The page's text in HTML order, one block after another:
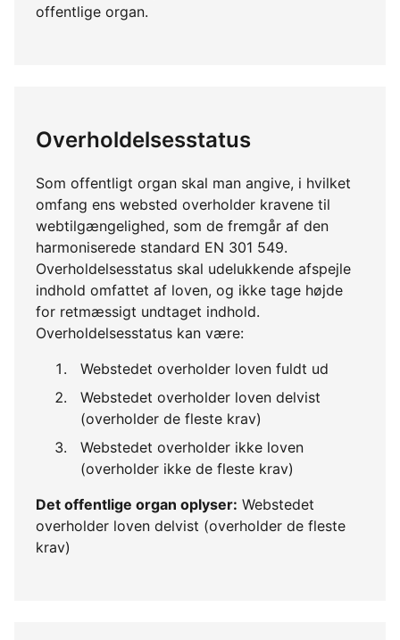
offentlige organ.
Overholdelsesstatus
Som offentligt organ skal man angive, i hvilket
omfang ens websted overholder kravene til
webtilgængelighed, som de fremgår af den
harmoniserede standard EN 301 549.
Overholdelsesstatus skal udelukkende afspejle
indhold omfattet af loven, og ikke tage højde
for retmæssigt undtaget indhold.
Overholdelsesstatus kan være:
Webstedet overholder loven fuldt ud
Webstedet overholder loven delvist
(overholder de fleste krav)
Webstedet overholder ikke loven
(overholder ikke de fleste krav)
Det offentlige organ oplyser: Webstedet
overholder loven delvist (overholder de fleste
krav)